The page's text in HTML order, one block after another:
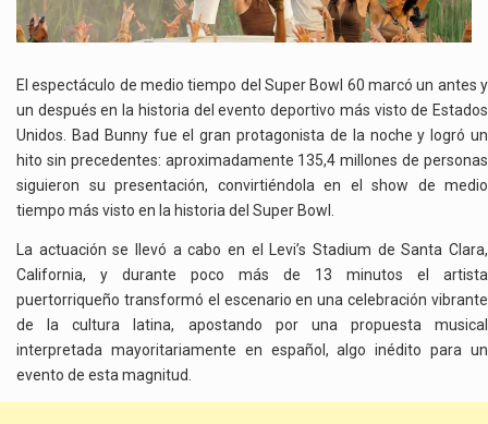
DE
MEDIO
EL
SUPER
BOWL
El espectáculo de medio tiempo del Super Bowl 60 marcó un antes y
un después en la historia del evento deportivo más visto de Estados
Unidos. Bad Bunny fue el gran protagonista de la noche y logró un
hito sin precedentes: aproximadamente 135,4 millones de personas
siguieron su presentación, convirtiéndola en el show de medio
tiempo más visto en la historia del Super Bowl.
La actuación se llevó a cabo en el Levi’s Stadium de Santa Clara,
California, y durante poco más de 13 minutos el artista
puertorriqueño transformó el escenario en una celebración vibrante
de la cultura latina, apostando por una propuesta musical
interpretada mayoritariamente en español, algo inédito para un
evento de esta magnitud.